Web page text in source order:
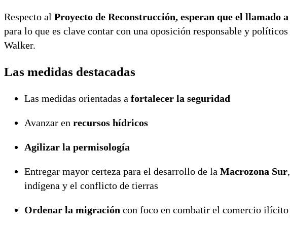
Respecto al Proyecto de Reconstrucción, esperan que el llamado
para lo que es clave contar con una oposición responsable y
Walker.
Las medidas destacadas
Las medidas orientadas a fortalecer la seguridad
Avanzar en recursos hídricos
Agilizar la permisología
Entregar mayor certeza para el desarrollo de la Macrozona Sur
indígena y el conflicto de tierras
Ordenar la migración con foco en combatir el comercio ilícito